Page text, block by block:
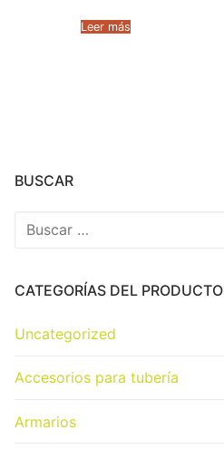
Leer más
BUSCAR
CATEGORÍAS DEL PRODUCTO
Uncategorized
Accesorios para tubería
Armarios